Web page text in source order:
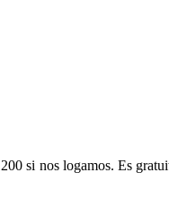
si nos logamos. Es